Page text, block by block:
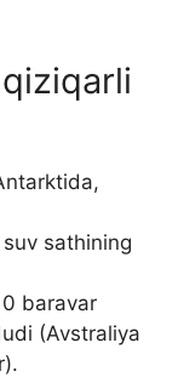
sathining
baravar
(Avstraliya